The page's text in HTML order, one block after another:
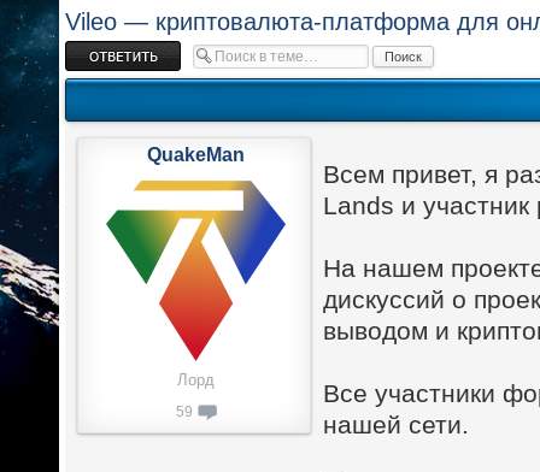
Vileo — криптовалюта-платформа для
Ответить
Всем привет, я
Lands и
На нашем
дискуссий о
выводом и
Все участники
нашей сети.
QuakeMan
Лорд
59